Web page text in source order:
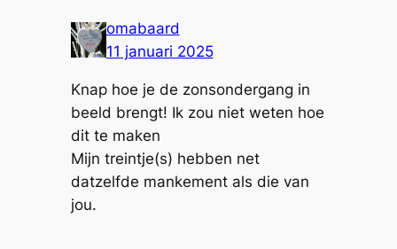
omabaard
11 januari 2025
Knap hoe je de zonsondergang in
beeld brengt! Ik zou niet weten hoe
dit te maken
Mijn treintje(s) hebben net
datzelfde mankement als die van
jou.